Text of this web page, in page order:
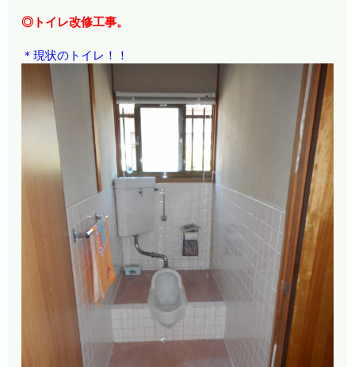
◎トイレ改修工事。
＊現状のトイレ！！